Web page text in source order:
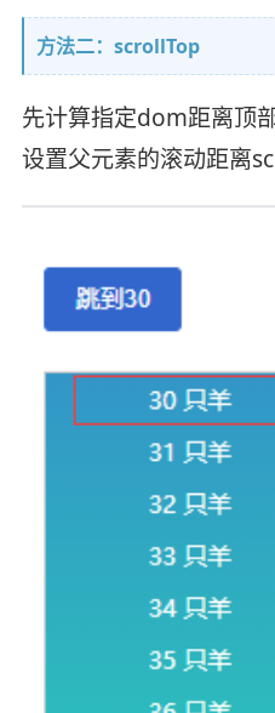
方法二：scrollTop
先计算指定dom距离顶
设置父元素的滚动距离